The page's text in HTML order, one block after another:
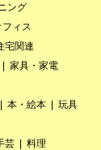
ング
ィス
宅関連
家具・家電
本・絵本
玩具
芸
料理